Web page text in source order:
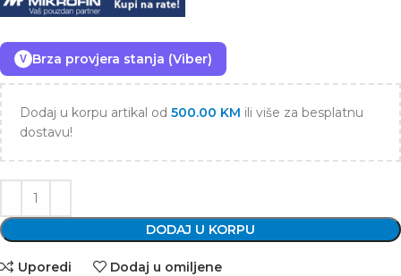
V Brza provjera stanja (Viber)
Dodaj u korpu artikal od 500.00 KM ili više za besplatnu
dostavu!
DODAJ U KORPU
Uporedi Dodaj u omiljene